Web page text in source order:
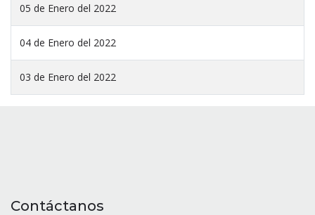
05 de Enero del 2022
04 de Enero del 2022
03 de Enero del 2022
Contáctanos